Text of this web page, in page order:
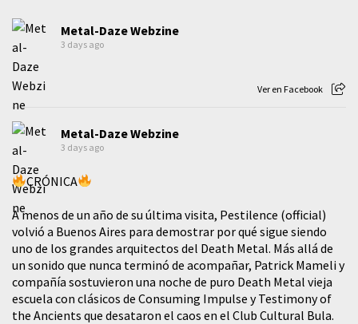
Metal-Daze Webzine
3 days ago
Ver en Facebook
Metal-Daze Webzine
3 days ago
CRÓNICA
A menos de un año de su última visita, Pestilence (official)
volvió a Buenos Aires para demostrar por qué sigue siendo
uno de los grandes arquitectos del Death Metal. Más allá de
un sonido que nunca terminó de acompañar, Patrick Mameli y
compañía sostuvieron una noche de puro Death Metal vieja
escuela con clásicos de Consuming Impulse y Testimony of
the Ancients que desataron el caos en el Club Cultural Bula.